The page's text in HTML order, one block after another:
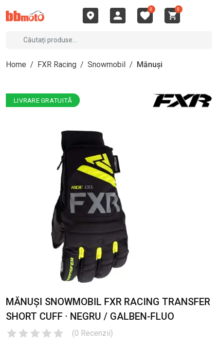
0 0
Home / FXR Racing / Snowmobil / Mănuși
LIVRARE GRATUITĂ
MĂNUȘI SNOWMOBIL FXR RACING TRANSFER
SHORT CUFF · NEGRU / GALBEN-FLUO
(0 Recenzii)